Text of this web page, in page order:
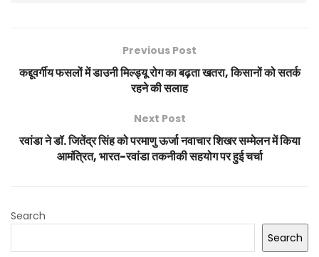
Previous Post
कद्दूवर्गीय फसलों में डाउनी मिल्ड्यू रोग का बढ़ता खतरा, किसानों को सतर्क
रहने की सलाह
Next Post
रवांडा ने डॉ. जितेंद्र सिंह को परमाणु ऊर्जा नवाचार शिखर सम्मेलन में किया
आमंत्रित, भारत-रवांडा तकनीकी सहयोग पर हुई चर्चा
Search
Search